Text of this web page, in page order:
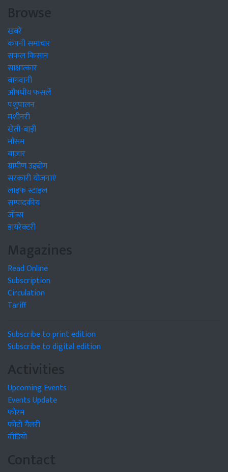
Browse
खबरें
कंपनी समाचार
सफल किसान
साक्षात्कार
बागवानी
औषधीय फसलें
पशुपालन
मशीनरी
खेती-बाड़ी
मौसम
बाजार
ग्रामीण उद्द्योग
सरकारी योजनाएं
लाइफ स्टाइल
सम्पादकीय
जॉब्स
डायरेक्टरी
Magazines
Read Online
Subscription
Circulation
Tariff
Subscribe to print edition
Subscribe to digital edition
Activities
Upcoming Events
Events Update
फोरम
फोटो गैलरी
वीडियो
Contact